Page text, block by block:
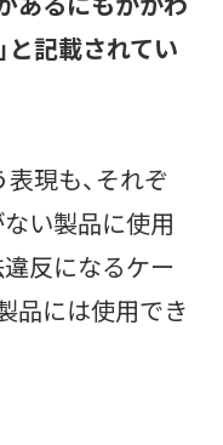
と記載されてい
表現も、それぞ
い製品に使用
反になるケー
品には使用でき